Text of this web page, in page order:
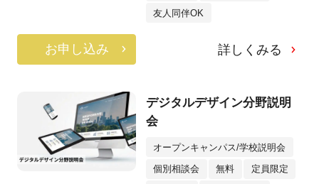
友人同伴OK
お申し込み 詳しくみる
デジタルデザイン分野説明
会
オープンキャンパス/学校説明会
個別相談会 無料 定員限定